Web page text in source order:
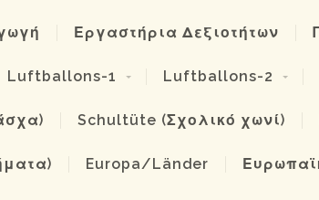
Εργαστήρια Δεξιοτήτων
Luftballons-1 Luftballons-2
Schultüte (Σχολικό χωνί)
Europa/Länder